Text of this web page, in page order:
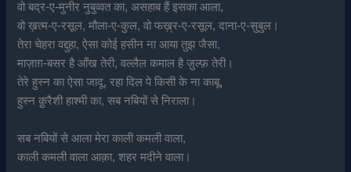
वो बद्र-ए-मुनीर नुबुव्वत का, असहाब हैं इसका आला,
वो ख़त्म-ए-रसूल, मौला-ए-कुल, वो फख़्र-ए-रसूल, दाना-ए-सुबुल।
तेरा चेहरा वद्दुहा, ऐसा कोई हसीन ना आया तुझ जैसा,
माज़ाग़-बसर है आँख तेरी, वल्लैल कमाल है ज़ुल्फ़ तेरी।
तेरे हुस्न का ऐसा जादू, रहा दिल पे किसी के ना काबू,
हुस्न क़ुरैशी हाश्मी का, सब नबियों से निराला।
सब नबियों से आला मेरा काली कमली वाला,
काली कमली वाला आक़ा, शहर मदीने वाला।